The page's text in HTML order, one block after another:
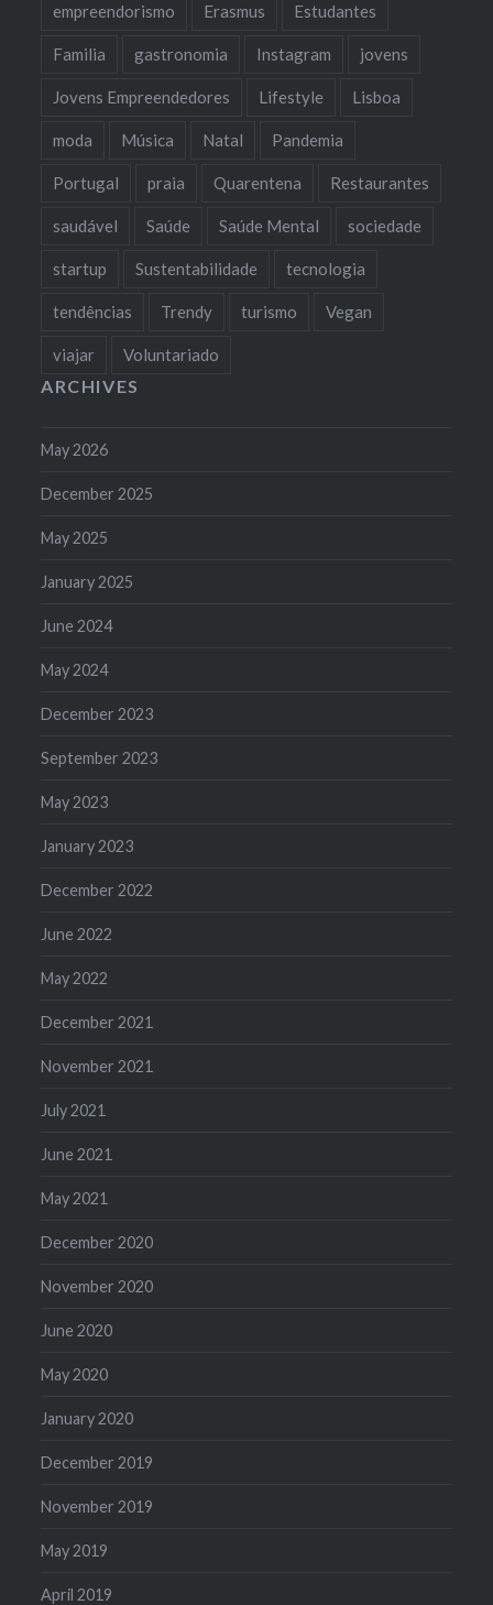
empreendorismo Erasmus Estudantes
Familia gastronomia Instagram jovens
Jovens Empreendedores Lifestyle Lisboa
moda Música Natal Pandemia
Portugal praia Quarentena Restaurantes
saudável Saúde Saúde Mental sociedade
startup Sustentabilidade tecnologia
tendências Trendy turismo Vegan
viajar Voluntariado
ARCHIVES
May 2026
December 2025
May 2025
January 2025
June 2024
May 2024
December 2023
September 2023
May 2023
January 2023
December 2022
June 2022
May 2022
December 2021
November 2021
July 2021
June 2021
May 2021
December 2020
November 2020
June 2020
May 2020
January 2020
December 2019
November 2019
May 2019
April 2019